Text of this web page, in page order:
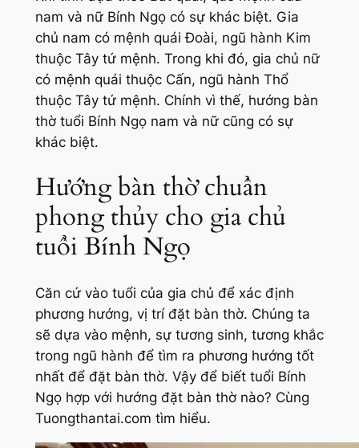
nam và nữ Bính Ngọ có sự khác biệt. Gia
chủ nam có mệnh quái Đoài, ngũ hành Kim
thuộc Tây tứ mệnh. Trong khi đó, gia chủ nữ
có mệnh quái thuộc Cấn, ngũ hành Thổ
thuộc Tây tứ mệnh. Chính vì thế, hướng bàn
thờ tuổi Bính Ngọ nam và nữ cũng có sự
khác biệt.
Hướng bàn thờ chuẩn
phong thủy cho gia chủ
tuổi Bính Ngọ
Căn cứ vào tuổi của gia chủ để xác định
phương hướng, vị trí đặt bàn thờ. Chúng ta
sẽ dựa vào mệnh, sự tương sinh, tương khắc
trong ngũ hành để tìm ra phương hướng tốt
nhất để đặt bàn thờ. Vậy để biết tuổi Bính
Ngọ hợp với hướng đặt bàn thờ nào? Cùng
Tuongthantai.com tìm hiểu.